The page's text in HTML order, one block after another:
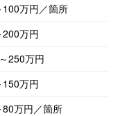
100万円／箇所
万円
250万円
万円
80万円／箇所